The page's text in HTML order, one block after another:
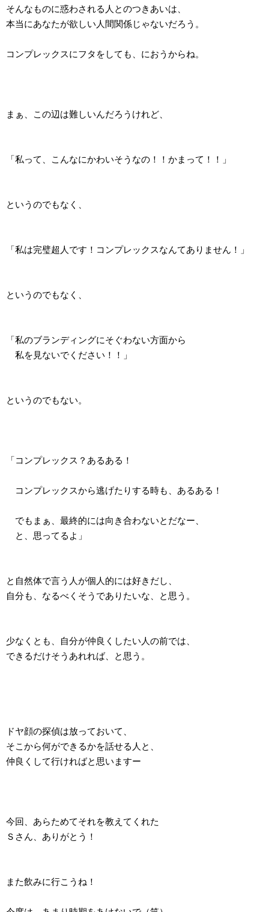
そんなものに惑わされる人とのつきあいは、
本当にあなたが欲しい人間関係じゃないだろう。
コンプレックスにフタをしても、におうからね。
まぁ、この辺は難しいんだろうけれど、
「私って、こんなにかわいそうなの！！かまって！！」
というのでもなく、
「私は完璧超人です！コンプレックスなんてありません！」
というのでもなく、
「私のブランディングにそぐわない方面から
私を見ないでください！！」
というのでもない。
「コンプレックス？あるある！
コンプレックスから逃げたりする時も、あるある！
でもまぁ、最終的には向き合わないとだなー、
と、思ってるよ」
と自然体で言う人が個人的には好きだし、
自分も、なるべくそうでありたいな、と思う。
少なくとも、自分が仲良くしたい人の前では、
できるだけそうあれれば、と思う。
ドヤ顔の探偵は放っておいて、
そこから何ができるかを話せる人と、
仲良くして行ければと思いますー
今回、あらためてそれを教えてくれた
Ｓさん、ありがとう！
また飲みに行こうね！